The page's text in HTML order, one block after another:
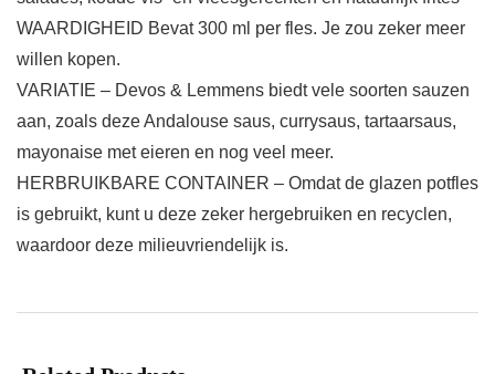
WAARDIGHEID Bevat 300 ml per fles. Je zou zeker meer
willen kopen.
VARIATIE – Devos & Lemmens biedt vele soorten sauzen
aan, zoals deze Andalouse saus, currysaus, tartaarsaus,
mayonaise met eieren en nog veel meer.
HERBRUIKBARE CONTAINER – Omdat de glazen potfles
is gebruikt, kunt u deze zeker hergebruiken en recyclen,
waardoor deze milieuvriendelijk is.